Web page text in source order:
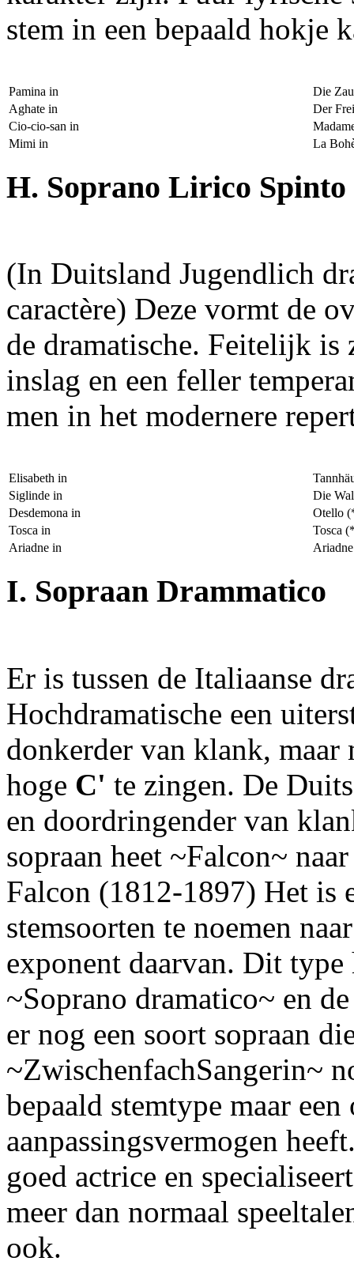
stem in een bepaald hokje
Pamina in
Die
Aghate in
Der
Cio-cio-san in
Mimi in
La
H. Soprano Lirico Spinto
(In Duitsland Jugendlich
caractère) Deze vormt de
de dramatische. Feitelijk is
inslag en een feller
men in het modernere
Elisabeth in
Siglinde in
Die
Desdemona in
Otello
Tosca in
Tosca
Ariadne in
I. Sopraan Drammatico
Er is tussen de Italiaanse
Hochdramatische een
donkerder van klank, maar
hoge C' te zingen. De
en doordringender van
sopraan heet ~Falcon~
Falcon (1812-1897) Het is
stemsoorten te noemen
exponent daarvan. Dit
~Soprano dramatico~ en
er nog een soort sopraan
~ZwischenfachSangerin~
bepaald stemtype maar
aanpassingsvermogen
goed actrice en
meer dan normaal
ook.